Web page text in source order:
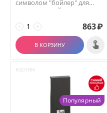
символом "бойлер" для
выключателей и пере...
+
− 863₽
В КОРЗИНУ
KG01RN
Популярный